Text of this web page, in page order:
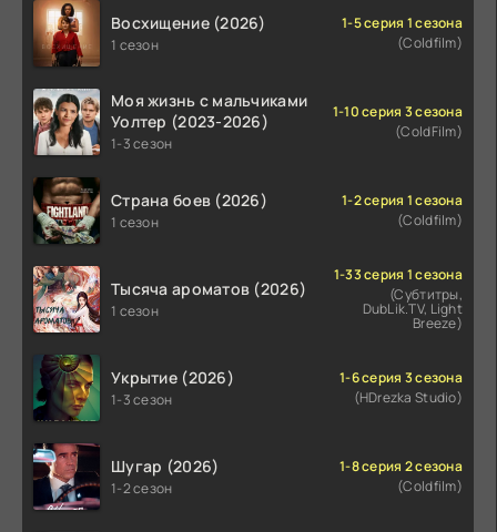
Восхищение (2026)
1 сезон
1-5 серия 1 сезона
(Coldfilm)
Моя жизнь с мальчиками
Уолтер (2023-2026)
1-3 сезон
1-10 серия 3 сезона
(ColdFilm)
Страна боев (2026)
1 сезон
1-2 серия 1 сезона
(Coldfilm)
Тысяча ароматов (2026)
1 сезон
1-33 серия 1 сезона
(Субтитры,
DubLik.TV, Light
Breeze)
Укрытие (2026)
1-3 сезон
1-6 серия 3 сезона
(HDrezka Studio)
Шугар (2026)
1-2 сезон
1-8 серия 2 сезона
(Coldfilm)